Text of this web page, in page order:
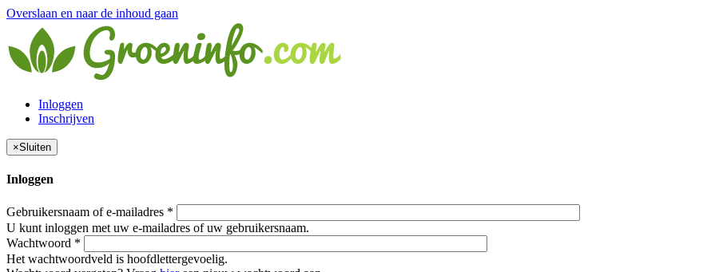
Overslaan en naar de inhoud gaan
Inloggen
Inschrijven
×Sluiten
Inloggen
Gebruikersnaam of e-mailadres *
U kunt inloggen met uw e-mailadres of uw gebruikersnaam.
Wachtwoord *
Het wachtwoordveld is hoofdlettergevoelig.